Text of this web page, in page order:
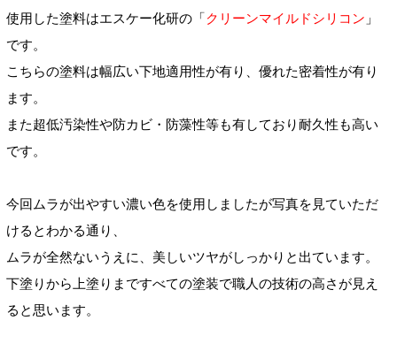
使用した塗料はエスケー化研の「クリーンマイルドシリコン 」
です。
こちらの塗料は幅広い下地適用性が有り、優れた密着性が有り
ます。
また超低汚染性や防カビ・防藻性等も有しており耐久性も高い
です。
今回ムラが出やすい濃い色を使用しましたが写真を見ていただ
けるとわかる通り、
ムラが全然ないうえに、美しいツヤがしっかりと出ています。
下塗りから上塗りまですべての塗装で職人の技術の高さが見え
ると思います。